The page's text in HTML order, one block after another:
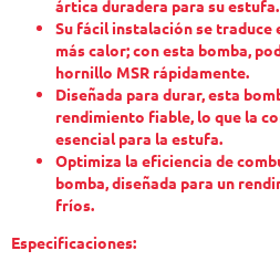
ártica duradera para su estufa.
Su fácil instalación se traduce
más calor; con esta bomba,
hornillo MSR rápidamente.
Diseñada para durar, esta
rendimiento fiable, lo que la
esencial para la estufa.
Optimiza la eficiencia de
bomba, diseñada para un
fríos.
Especificaciones: